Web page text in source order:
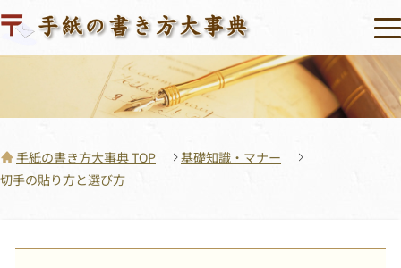
手紙の書き方大事典 TOP
基礎知識・マナー
切手の貼り方と選び方